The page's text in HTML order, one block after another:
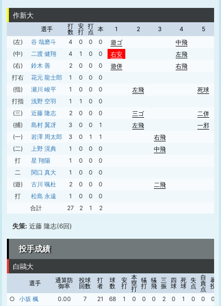
作新大
選手
打
数
安
打
打
点 本 1 2 3 4
5
(左)
谷 哉磨斗 4 0 0 0 遊ゴ
中飛
(中)
二渡 健翔 4 1 0 0 右安
左飛
(右)
鈴木 善 2 0 0 0 遊併
右飛
打右
花元 龍士郎 1 0 0
0
(指)
瀬川 峻平 1 0 0 0 左飛
死球
打指
浅野 空羽 1 1 0
0
(三)
近藤 隆志 2 0 0 0 三ゴ
二併
(捕)
島村 翼冴 3 0 0 1 左飛
一邪
(一)
岩澤 周太郎 3 0 1 1 右飛
(二)
上野 滉典 1 0 0 0
中飛
打
星 翔陽 1 0 0 0
二
関口 真大 1 0 0
0
(遊)
古川 颯杜 2 0 0 0 二飛
打
松島 永遠 1 0 0
0
合計
27 2 1 2
失策: 近藤 隆志(6回)
投手成績
白鷗大
選手
通算防
御率
投球
回数
打
者
球
数
安
打
本
塁
打
犠
打
犠
飛
三
振
四
球
死
球
失
点
自
責
点
暴
投
○
小坂 楓 0.00 7 21 68 1 0 0 0 2 0 1 0 0
0